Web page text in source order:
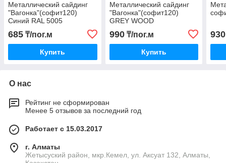
Металлический сайдинг
"Вагонка"(софит120)
Синий RAL 5005
685 ₸/пог.м
Купить
Металлический сайдинг
"Вагонка"(софит120)
GREY WOOD
990₸/пог.м
Купить
930
О нас
Рейтинг не сформирован
Менее 5 отзывов за последний год
Работает с 15.03.2017
г. Алматы
Жетысуский район, мкр.Кемел, ул. Аксуат 132, Алматы,